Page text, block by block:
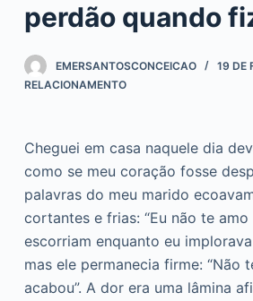
n
e
o
perdão quando
EMERSANTOSCONCEICAO
19 DE
RELACIONAMENTO
Cheguei em casa naquele dia
como se meu coração fosse
palavras do meu marido
cortantes e frias: “Eu não te amo
escorriam enquanto eu
mas ele permanecia firme: “Não
acabou”. A dor era uma lâmina